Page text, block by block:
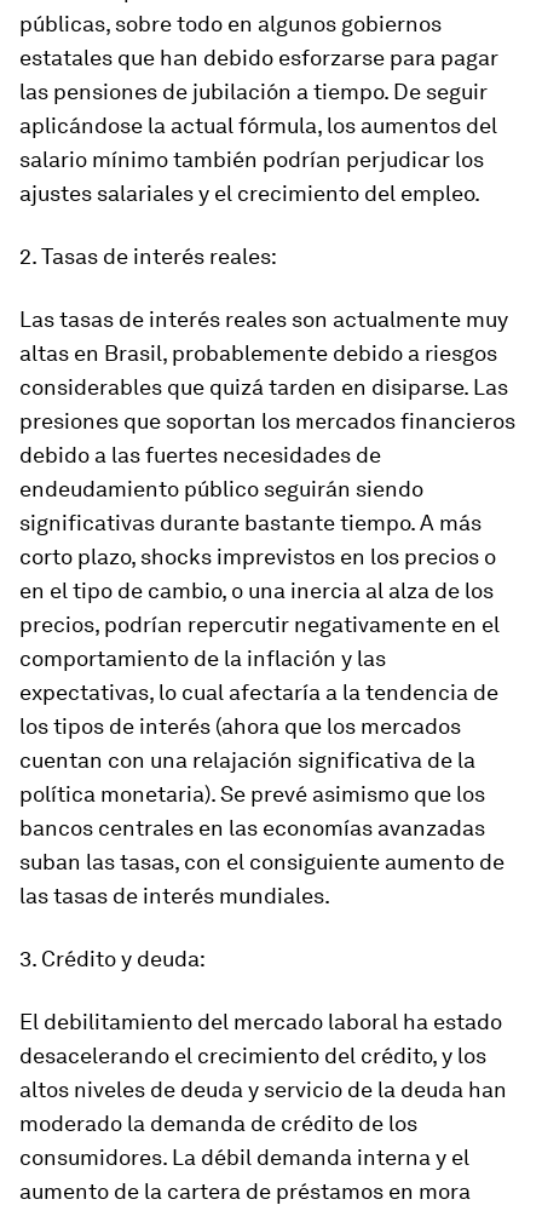
públicas, sobre todo en algunos gobiernos
estatales que han debido esforzarse para pagar
las pensiones de jubilación a tiempo. De seguir
aplicándose la actual fórmula, los aumentos del
salario mínimo también podrían perjudicar los
ajustes salariales y el crecimiento del empleo.
2. Tasas de interés reales:
Las tasas de interés reales son actualmente muy
altas en Brasil, probablemente debido a riesgos
considerables que quizá tarden en disiparse. Las
presiones que soportan los mercados financieros
debido a las fuertes necesidades de
endeudamiento público seguirán siendo
significativas durante bastante tiempo. A más
corto plazo, shocks imprevistos en los precios o
en el tipo de cambio, o una inercia al alza de los
precios, podrían repercutir negativamente en el
comportamiento de la inflación y las
expectativas, lo cual afectaría a la tendencia de
los tipos de interés (ahora que los mercados
cuentan con una relajación significativa de la
política monetaria). Se prevé asimismo que los
bancos centrales en las economías avanzadas
suban las tasas, con el consiguiente aumento de
las tasas de interés mundiales.
3. Crédito y deuda:
El debilitamiento del mercado laboral ha estado
desacelerando el crecimiento del crédito, y los
altos niveles de deuda y servicio de la deuda han
moderado la demanda de crédito de los
consumidores. La débil demanda interna y el
aumento de la cartera de préstamos en mora